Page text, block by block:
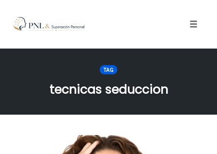
TAG
tecnicas seduccion